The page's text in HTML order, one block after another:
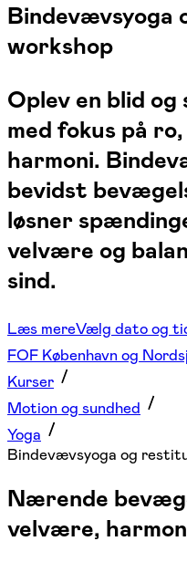
workshop
Oplev en blid og
med fokus på
harmoni.
bevidst
løsner
velvære og
sind.
Læs mereVælg dato og
FOF København og
Kurser
Motion og sundhed
Yoga
Bindevævsyoga og
Nærende
velvære,